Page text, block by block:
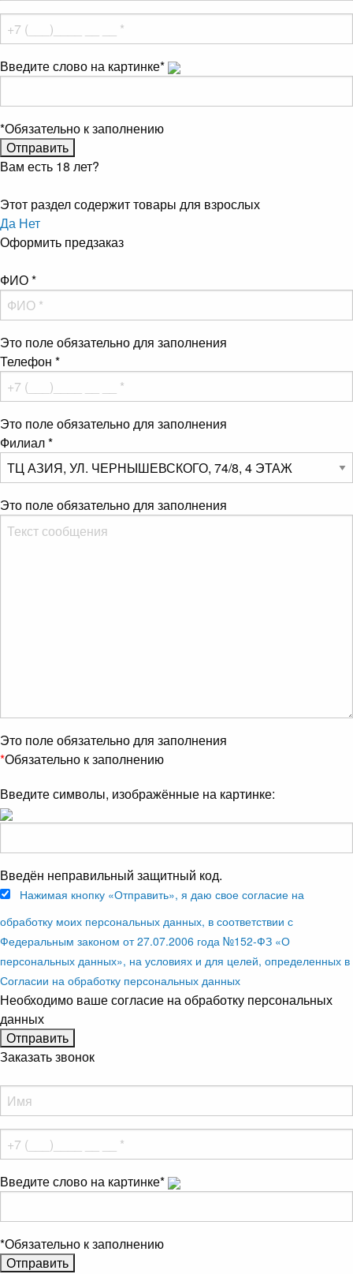
Введите слово на картинке*
*Обязательно к заполнению
Вам есть 18 лет?
Этот раздел содержит товары для взрослых
Да Нет
Оформить предзаказ
ФИО*
Это поле обязательно для заполнения
Телефон *
Это поле обязательно для заполнения
Филиал*
Это поле обязательно для заполнения
Это поле обязательно для заполнения
*Обязательно к заполнению
Введите символы, изображённые на картинке:
Введён неправильный защитный код.
Нажимая кнопку «Отправить», я даю свое согласие на
обработку моих персональных данных, в соответствии с
Федеральным законом от 27.07.2006 года №152-ФЗ «О
персональных данных», на условиях и для целей, определенных в
Согласии на обработку персональных данных
Необходимо ваше согласие на обработку персональных
данных
Заказать звонок
Введите слово на картинке*
*Обязательно к заполнению